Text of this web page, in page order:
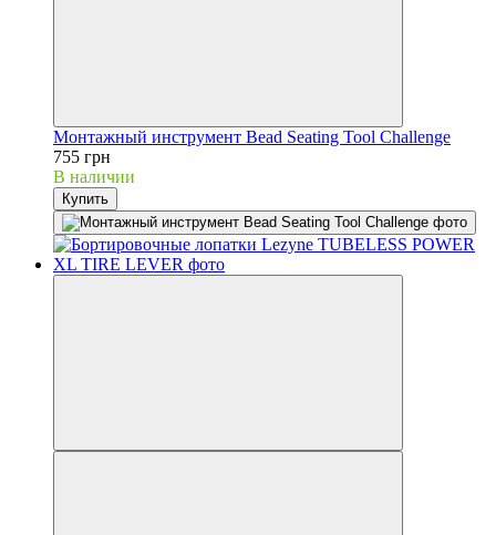
Монтажный инструмент Bead Seating Tool Challenge
755 грн
В наличии
Купить